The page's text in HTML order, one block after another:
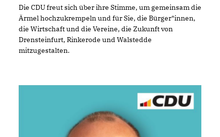
Die CDU freut sich über ihre Stimme, um gemeinsam die
Ärmel hochzukrempeln und für Sie, die Bürger*innen,
die Wirtschaft und die Vereine, die Zukunft von
Drensteinfurt, Rinkerode und Walstedde
mitzugestalten.